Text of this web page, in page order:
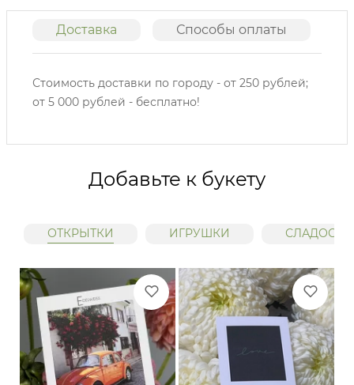
Доставка Способы оплаты
Стоимость доставки по городу - от 250 рублей;
от 5 000 рублей - бесплатно!
Добавьте к букету
ОТКРЫТКИ ИГРУШКИ СЛАДОСТИ